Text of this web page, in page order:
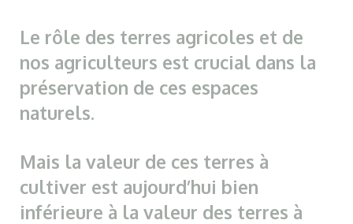
Le rôle des terres agricoles et de
nos agriculteurs est crucial dans la
préservation de ces espaces
naturels.
Mais la valeur de ces terres à
cultiver est aujourd’hui bien
inférieure à la valeur des terres à